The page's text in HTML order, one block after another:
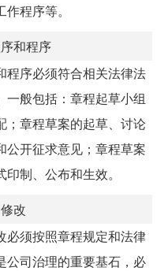
程序等。
和程序
程序必须符合相关法律法
般包括：章程起草小组
；章程草案的起草、讨论
公开征求意见；章程草案
制、公布和生效。
改
必须按照章程规定和法律
公司治理的重要基石，必